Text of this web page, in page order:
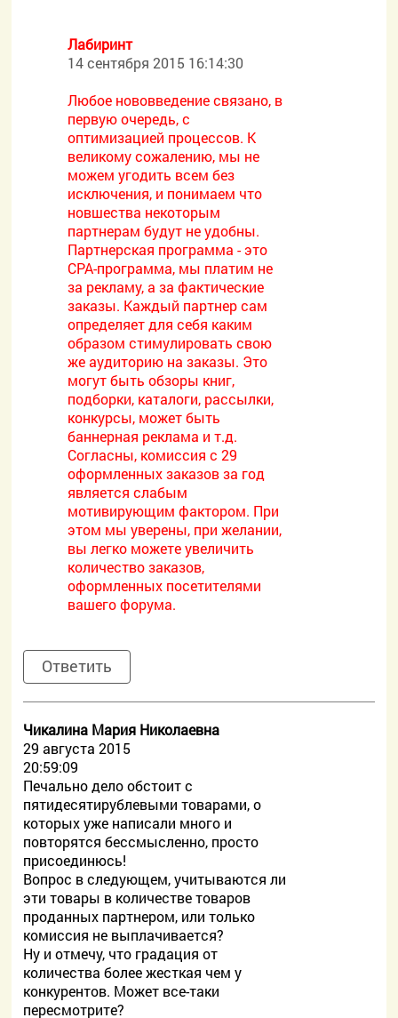
Лабиринт
14 сентября 2015 16:14:30
Любое нововведение связано, в
первую очередь, с
оптимизацией процессов. К
великому сожалению, мы не
можем угодить всем без
исключения, и понимаем что
новшества некоторым
партнерам будут не удобны.
Партнерская программа - это
CPA-программа, мы платим не
за рекламу, а за фактические
заказы. Каждый партнер сам
определяет для себя каким
образом стимулировать свою
же аудиторию на заказы. Это
могут быть обзоры книг,
подборки, каталоги, рассылки,
конкурсы, может быть
баннерная реклама и т.д.
Согласны, комиссия с 29
оформленных заказов за год
является слабым
мотивирующим фактором. При
этом мы уверены, при желании,
вы легко можете увеличить
количество заказов,
оформленных посетителями
вашего форума.
Ответить
Чикалина Мария Николаевна
29 августа 2015
20:59:09
Печально дело обстоит с
пятидесятирублевыми товарами, о
которых уже написали много и
повторятся бессмысленно, просто
присоединюсь!
Вопрос в следующем, учитываются ли
эти товары в количестве товаров
проданных партнером, или только
комиссия не выплачивается?
Ну и отмечу, что градация от
количества более жесткая чем у
конкурентов. Может все-таки
пересмотрите?